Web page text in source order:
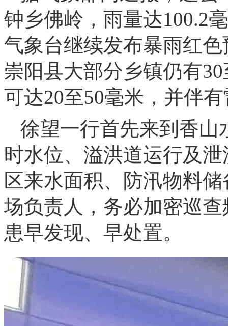
钟乡佛岭，雨量达100.2
气象台继续发布暴雨红
崇阳县大部分乡镇仍有
可达20至50毫米，并伴
徐望一行首先来到香山
时水位、溢洪道运行及
区来水面积、防汛物料
场负责人，务必加密巡
患早发现、早处置。